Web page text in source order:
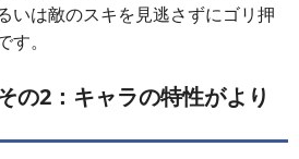
いは敵のスキを見逃さずにゴリ押
。
の2：キャラの特性がより